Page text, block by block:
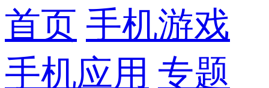
首页 手机游戏
手机应用 专题